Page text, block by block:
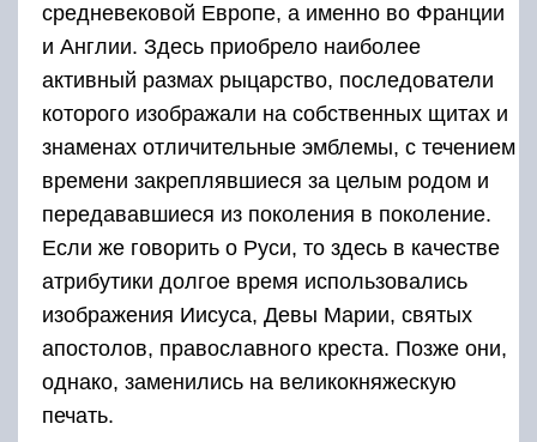
средневековой Европе, а именно во Франции
и Англии. Здесь приобрело наиболее
активный размах рыцарство, последователи
которого изображали на собственных щитах и
знаменах отличительные эмблемы, с течением
времени закреплявшиеся за целым родом и
передававшиеся из поколения в поколение.
Если же говорить о Руси, то здесь в качестве
атрибутики долгое время использовались
изображения Иисуса, Девы Марии, святых
апостолов, православного креста. Позже они,
однако, заменились на великокняжескую
печать.